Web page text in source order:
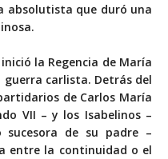
absolutista que duró una
la Regencia de María
carlista. Detrás del
de Carlos María
VII – y los Isabelinos –
de su padre –
entre la continuidad o el